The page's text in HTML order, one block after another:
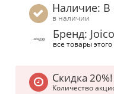
Наличие: В
в наличии
Бренд: Joico
все товары
Скидка 20%!
Количество